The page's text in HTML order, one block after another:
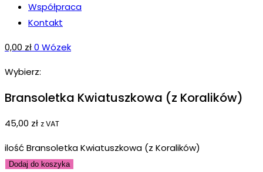
Współpraca
Kontakt
0,00 zł0 Wózek
Wybierz:
Bransoletka Kwiatuszkowa (z Koralików)
45,00 zł z VAT
ilość Bransoletka Kwiatuszkowa (z Koralików)
Dodaj do koszyka